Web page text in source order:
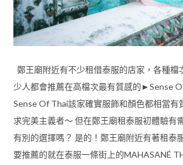
鄭王廟附近有不少租借泰服的店家，各種檔
少人都會推薦在高檔次最有質感的►Sense
Sense Of Thai該家確實服飾和顏色都相當有
求完美主義者～ 但在鄭王廟租泰服初體驗有
有別的選擇嗎？ 是的！鄭王廟附近有著租泰
要推薦的就在泰服一條街上的MAHASANÉ